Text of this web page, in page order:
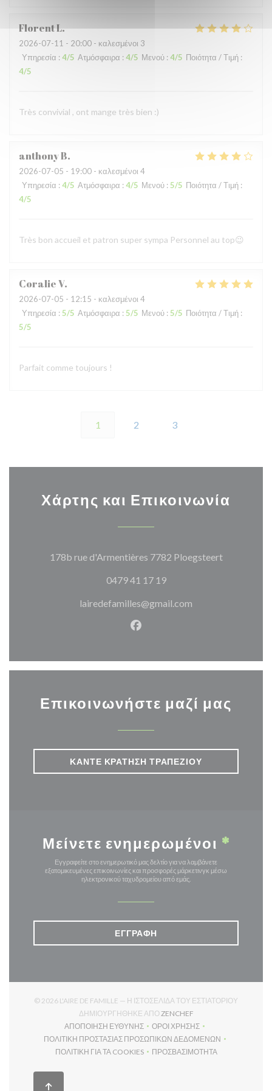
FlorentL
2026-07-11 - 20:00 - καλεσμένοι 3
Υπηρεσία : 4/5 Ατμόσφαιρα : 4/5 Μενού : 4/5 Ποιότητα / Τιμή :
4/5
Très convivial , ont mange très bien :)
anthonyB
2026-07-05 - 19:00 - καλεσμένοι 4
Υπηρεσία : 4/5 Ατμόσφαιρα : 4/5 Μενού : 5/5 Ποιότητα / Τιμή :
4/5
Très bon accueil et patron super sympa Personnel au top😉
CoralieV
2026-07-05 - 12:15 - καλεσμένοι 4
Υπηρεσία : 5/5 Ατμόσφαιρα : 5/5 Μενού : 5/5 Ποιότητα / Τιμή :
5/5
Parfait comme toujours !
1 2 3
Χάρτης και Επικοινωνία
178b rue d'Armentières 7782 Ploegsteert((ανοίγει
0479 41 17 19
lairedefamilles@gmail.com
Facebook ((ανοίγει σε νέο
Επικοινωνήστε μαζί μας
ΚΆΝΤΕ ΚΡΆΤΗΣΗ ΤΡΑΠΕΖΙΟΎ
Μείνετε ενημερωμένοι *
Εγγραφείτε στο ενημερωτικό μας δελτίο για να λαμβάνετε
εξατομικευμένες επικοινωνίες και προσφορές μάρκετινγκ μέσω
ηλεκτρονικού ταχυδρομείου από εμάς.
ΕΓΓΡΑΦΉ
© 2026 L'AIRE DE FAMILLE — Η ΙΣΤΟΣΕΛΊΔΑ ΤΟΥ ΕΣΤΙΑΤΟΡΊΟΥ
ΔΗΜΙΟΥΡΓΉΘΗΚΕ ΑΠΌZENCHEF((ΑΝΟΊΓΕΙ ΣΕ ΝΈΟ
ΑΠΟΠΟΊΗΣΗ ΕΥΘΎΝΗΣ
((ΑΝΟΊΓΕΙ ΣΕ ΝΈΟ ΠΑΡΆΘΥΡΟ))
ΌΡΟΙ ΧΡΉΣΗΣ
((ΑΝΟΊΓΕΙ ΣΕ ΝΈΟ
ΠΟΛΙΤΙΚΉ ΠΡΟΣΤΑΣΊΑΣ ΠΡΟΣΩΠΙΚΏΝ ΔΕΔΟΜΈΝΩΝ
((ΑΝΟΊΓΕΙ ΣΕ ΝΈΟ ΠΑΡΆΘΥΡΟ))
ΠΟΛΙΤΙΚΉ ΓΙΑ ΤΑ COOKIES
((ΑΝΟΊΓΕΙ ΣΕ ΝΈΟ ΠΑΡΆΘΥΡΟ))
ΠΡΟΣΒΑΣΙΜΌΤΗΤΑ
((ΑΝΟΊΓΕΙ ΣΕ ΝΈΟ